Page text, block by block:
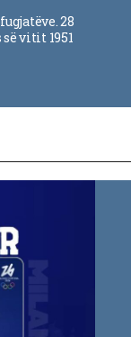
28
vitit 1951